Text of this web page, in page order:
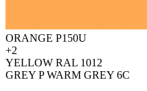
ORANGE P150U
+2
YELLOW RAL 1012
GREY P WARM GREY 6C